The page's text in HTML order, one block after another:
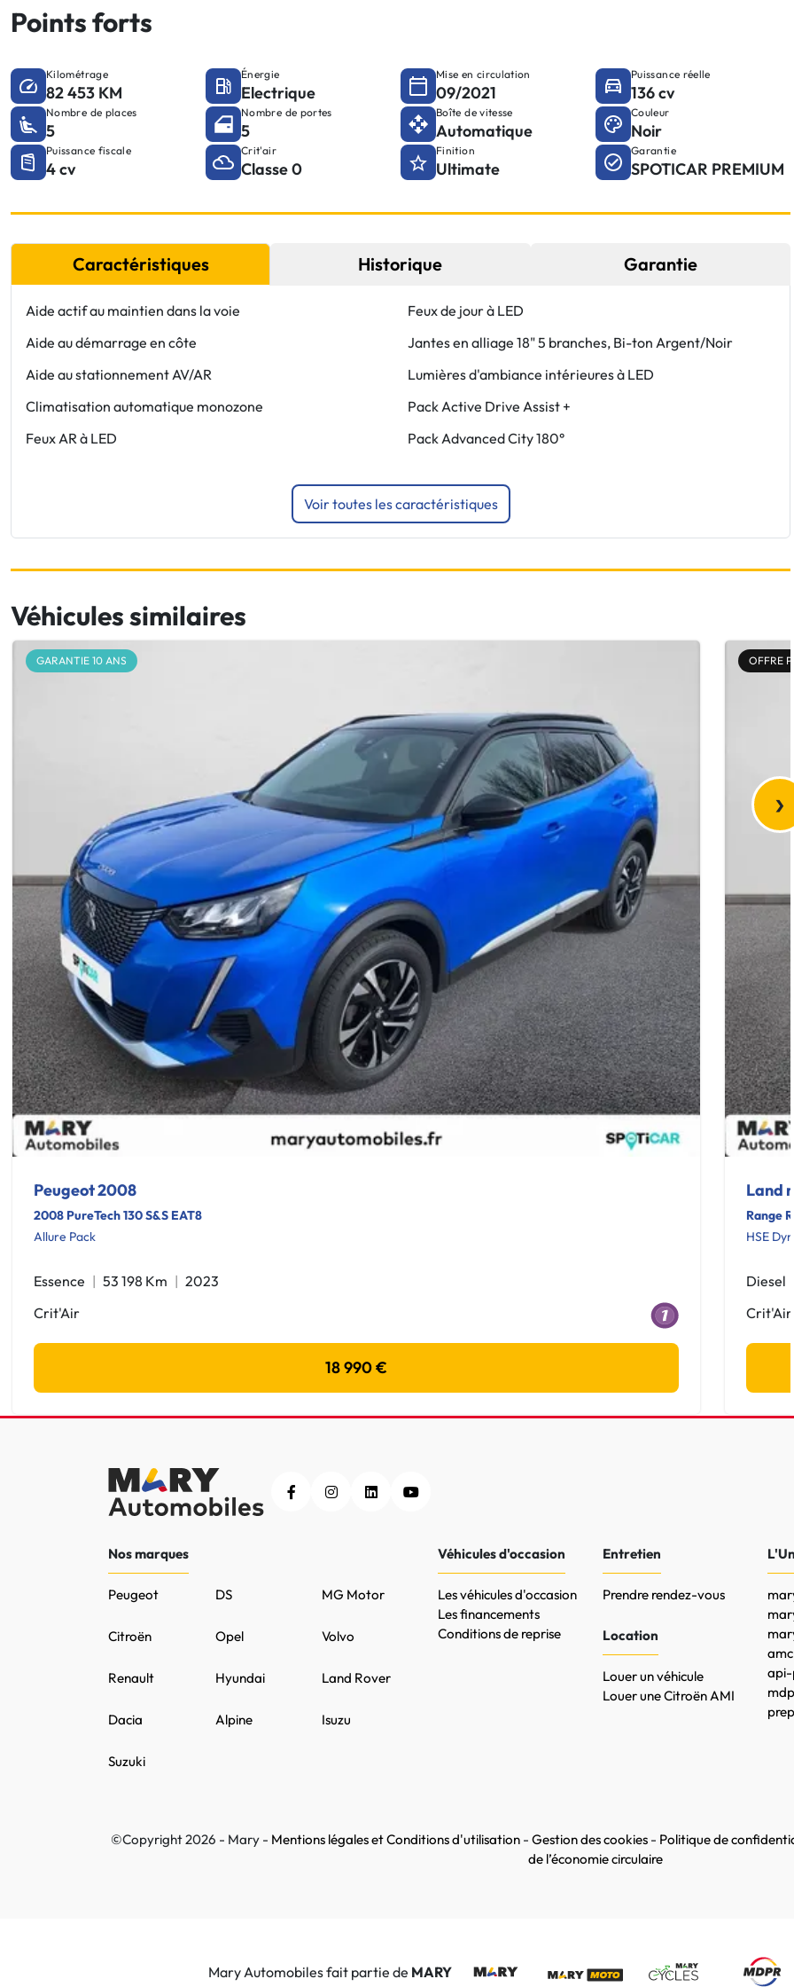
Points forts
Kilométrage
82 453 KM
Énergie
Electrique
Mise en circulation
09/2021
Puissance réelle
136 cv
Nombre de places
5
Nombre de portes
5
Boîte de vitesse
Automatique
Couleur
Noir
Puissance fiscale
4 cv
Crit'air
Classe 0
Finition
Ultimate
Garantie
SPOTICAR PREMIUM
Caractéristiques Historique Garantie
Aide actif au maintien dans la voie
Aide au démarrage en côte
Aide au stationnement AV/AR
Climatisation automatique monozone
Feux AR à LED
Feux de jour à LED
Jantes en alliage 18" 5 branches, Bi-ton Argent/Noir
Lumières d'ambiance intérieures à LED
Pack Active Drive Assist +
Pack Advanced City 180°
Voir toutes les caractéristiques
Véhicules similaires
GARANTIE 10 ANS
Peugeot 2008
2008 PureTech 130 S&S EAT8
Allure Pack
Essence 53 198 Km
2023
Crit'Air
18 990 €
OFFRE
Land
Range
HSE
Diesel
Crit'Air
›
Nos marques
Peugeot DS MG Motor
Citroën Opel Volvo
Renault Hyundai Land Rover
Dacia Alpine Isuzu
Suzuki
Véhicules d'occasion
Les véhicules d'occasion
Les financements
Conditions de reprise
Entretien
Prendre rendez-vous
Location
Louer un véhicule
Louer une Citroën AMI
api-
©Copyright 2026 - Mary - Mentions légales et Conditions d'utilisation - Gestion des cookies - Politique de
de l’économie circulaire
Mary Automobiles fait partie de MARY